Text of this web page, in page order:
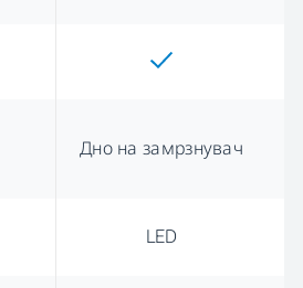
Дно на замрзнувач
LED